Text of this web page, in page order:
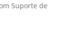
Suporte de